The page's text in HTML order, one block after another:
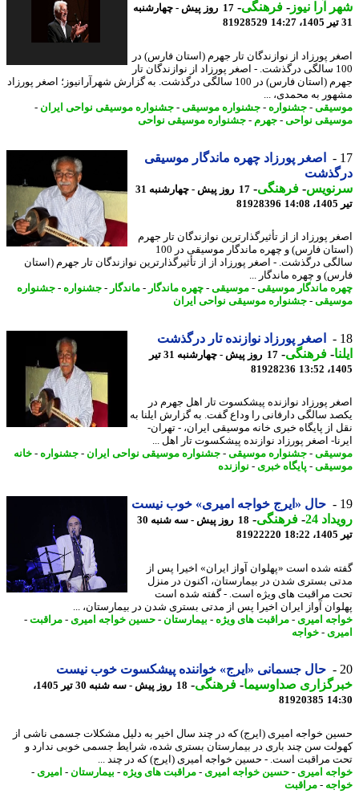
آرا نیوز-فرهنگی-
17 روز پیش - چهارشنبه
81928529
پورزاد از نوازندگان تار جهرم (استان فارس) در
100 سالگی درگذشت. - اصغر پورزاد از نوازندگان تار
جهرم (استان فارس) در 100 سالگی درگذشت. به گزارش شهرآرانیوز؛ اصغر پورزاد
به محمدی، ...
-جشنواره- جشنواره موسیقی-جشنواره موسیقی نواحی ایران -
نواحی -جهرم-جشنواره موسیقی نواحی
اصغر پورزاد چهره ماندگار موسیقی
-فرهنگی-
17 روز پیش - چهارشنبه 31
81928396
پورزاد از از تأثیرگذارترین نوازندگان تار جهرم
(استان فارس) و چهره ماندگار موسیقی در 100
درگذشت. - اصغر پورزاد از از تأثیرگذارترین نوازندگان تار جهرم (استان
و چهره ماندگار ...
ماندگار موسیقی-موسیقی-چهره ماندگار-ماندگار-جشنواره- جشنواره
-جشنواره موسیقی نواحی ایران
اصغر پورزاد نوازنده تار درگذشت
-فرهنگی-
17 روز پیش - چهارشنبه 31 تیر
81928236
پورزاد نوازنده پیشکسوت تار اهل جهرم در
سالگی دارفانی را وداع گفت. به گزارش ایلنا به
از پایگاه خبری خانه موسیقی ایران، - تهران-
اصغر پورزاد نوازنده پیشکسوت تار اهل ...
-جشنواره موسیقی-جشنواره موسیقی نواحی ایران - جشنواره- خانه
-پایگاه خبری- نوازنده
حال «ایرج خواجه امیری» خوب نیست
24
-فرهنگی-
18 روز پیش - سه شنبه 30
81922220
شده است «پهلوان آواز ایران» اخیرا پس از
بستری شدن در بیمارستان، اکنون در منزل
مراقبت های ویژه است. - گفته شده است
آواز ایران اخیرا پس از مدتی بستری شدن در بیمارستان، ...
امیری- مراقبت های ویژه -بیمارستان-حسین خواجه امیری- مراقبت -
- خواجه
حال جسمانی «ایرج» خواننده پیشکسوت خوب نیست
صداوسیما-فرهنگی-
18 روز پیش - سه شنبه 30 تیر 1405،
81920385
خواجه امیری (ایرج) که در چند سال اخیر به دلیل مشکلات جسمی ناشی از
سن چند باری در بیمارستان بستری شده، شرایط جسمی خوبی ندارد و
مراقبت است. - حسین خواجه امیری (ایرج) که در چند ...
امیری- حسین خواجه امیری- مراقبت های ویژه -بیمارستان-امیری-
-مراقبت